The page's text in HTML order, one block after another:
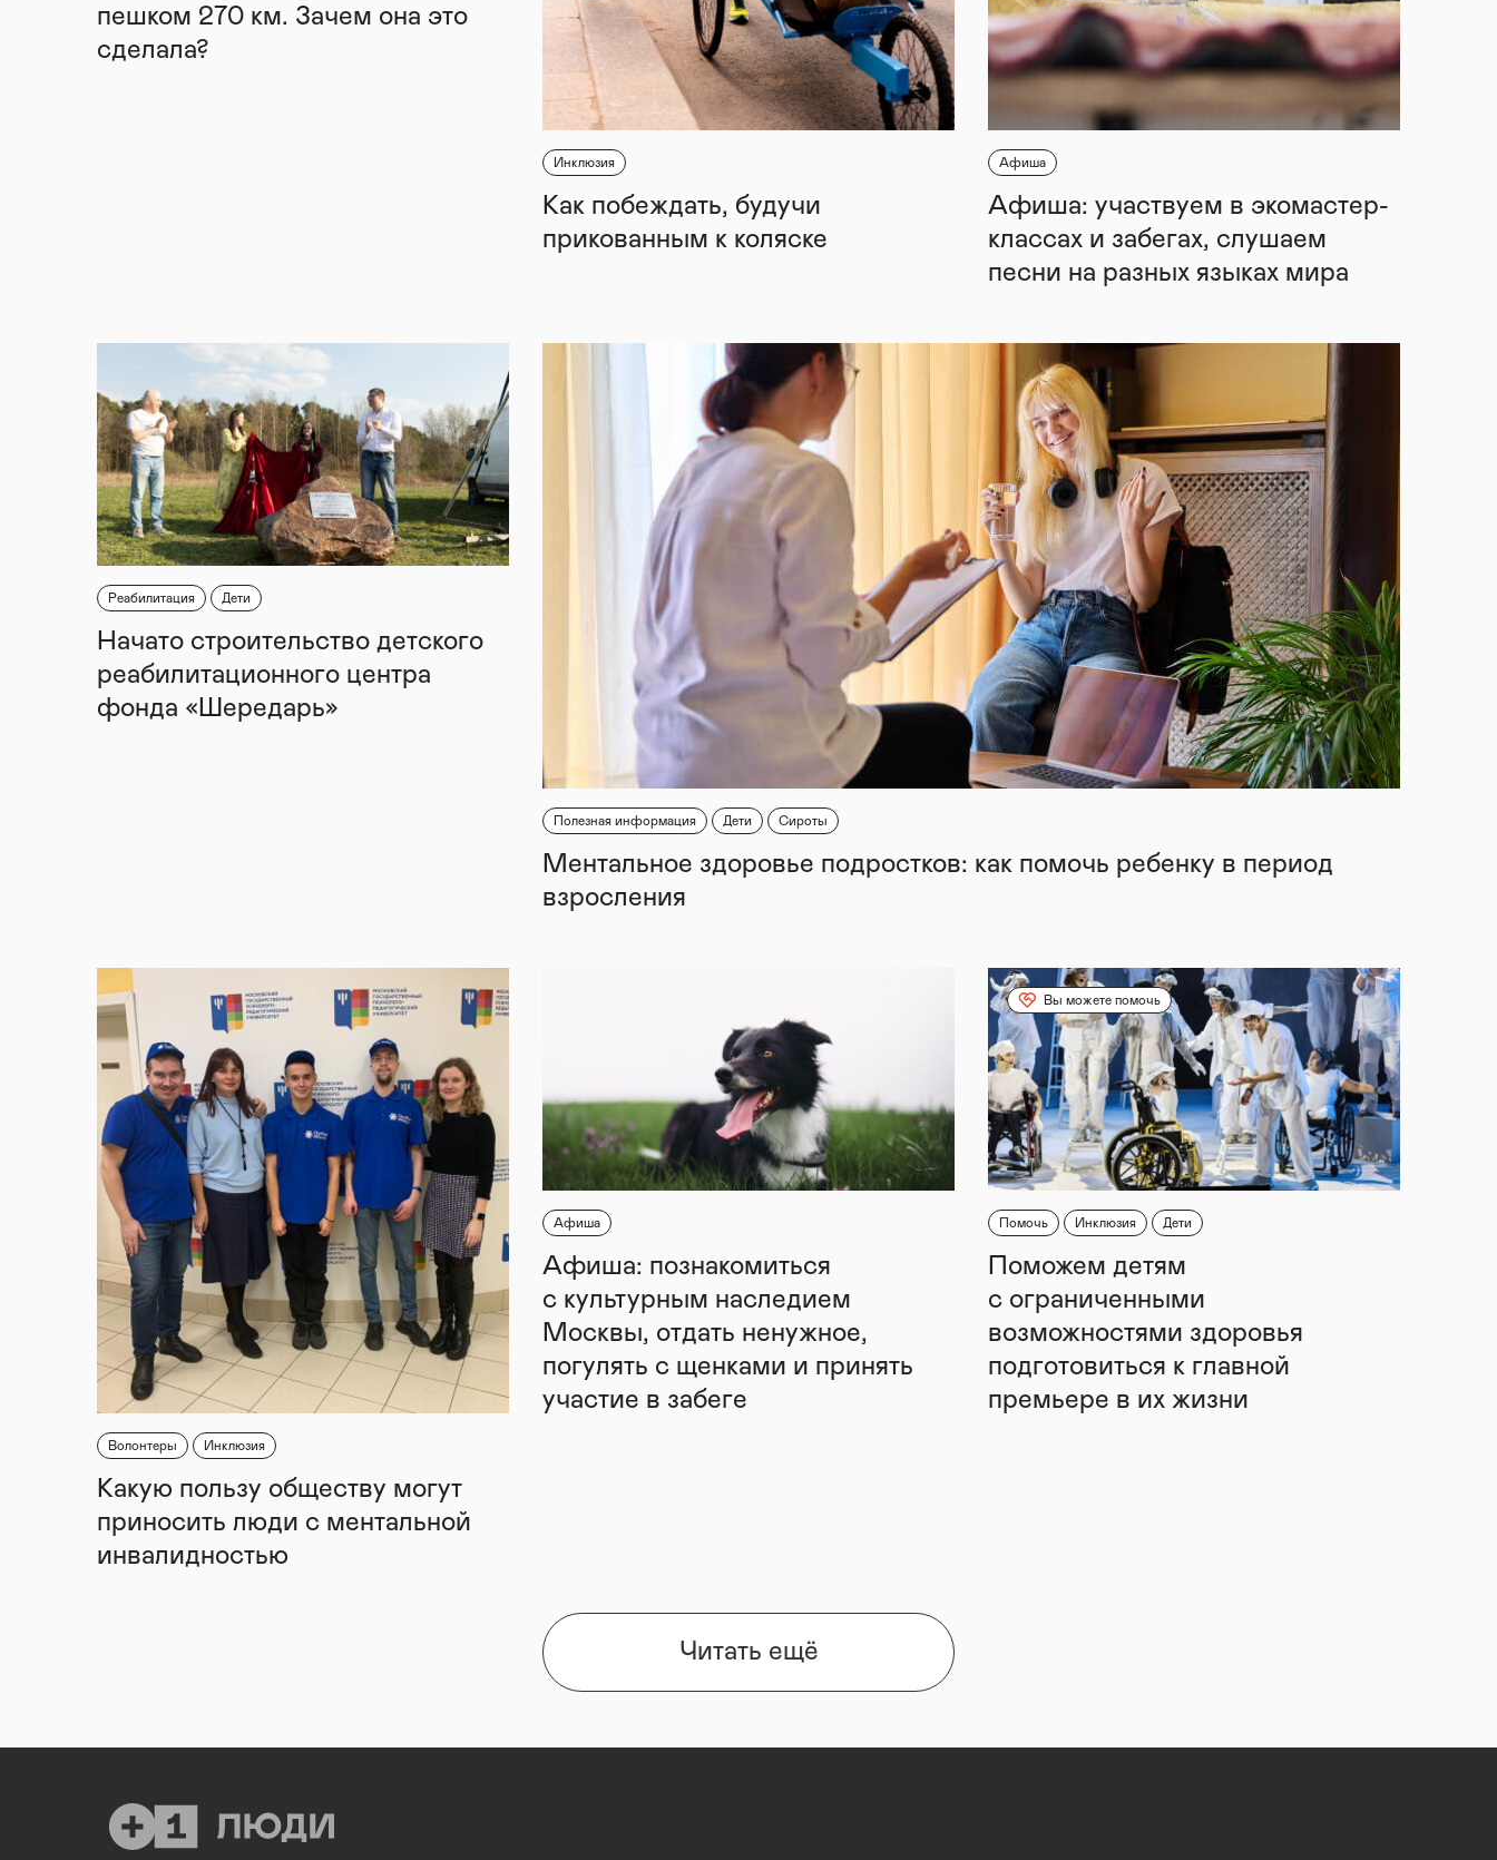
пешком 270 км. Зачем она это
сделала?
Инклюзия
Как побеждать, будучи
прикованным к коляске
Афиша
Афиша: участвуем в экомастер-
классах и забегах, слушаем
песни на разных языках мира
Реабилитация Дети
Начато строительство детского
реабилитационного центра
фонда «Шередарь»
Полезная информация Дети Сироты
Ментальное здоровье подростков: как помочь ребенку в период
взросления
Волонтеры Инклюзия
Какую пользу обществу могут
приносить люди с ментальной
инвалидностью
Афиша
Афиша: познакомиться
с культурным наследием
Москвы, отдать ненужное,
погулять с щенками и принять
участие в забеге
Вы можете помочь
Помочь Инклюзия Дети
Поможем детям
с ограниченными
возможностями здоровья
подготовиться к главной
премьере в их жизни
Читать ещё